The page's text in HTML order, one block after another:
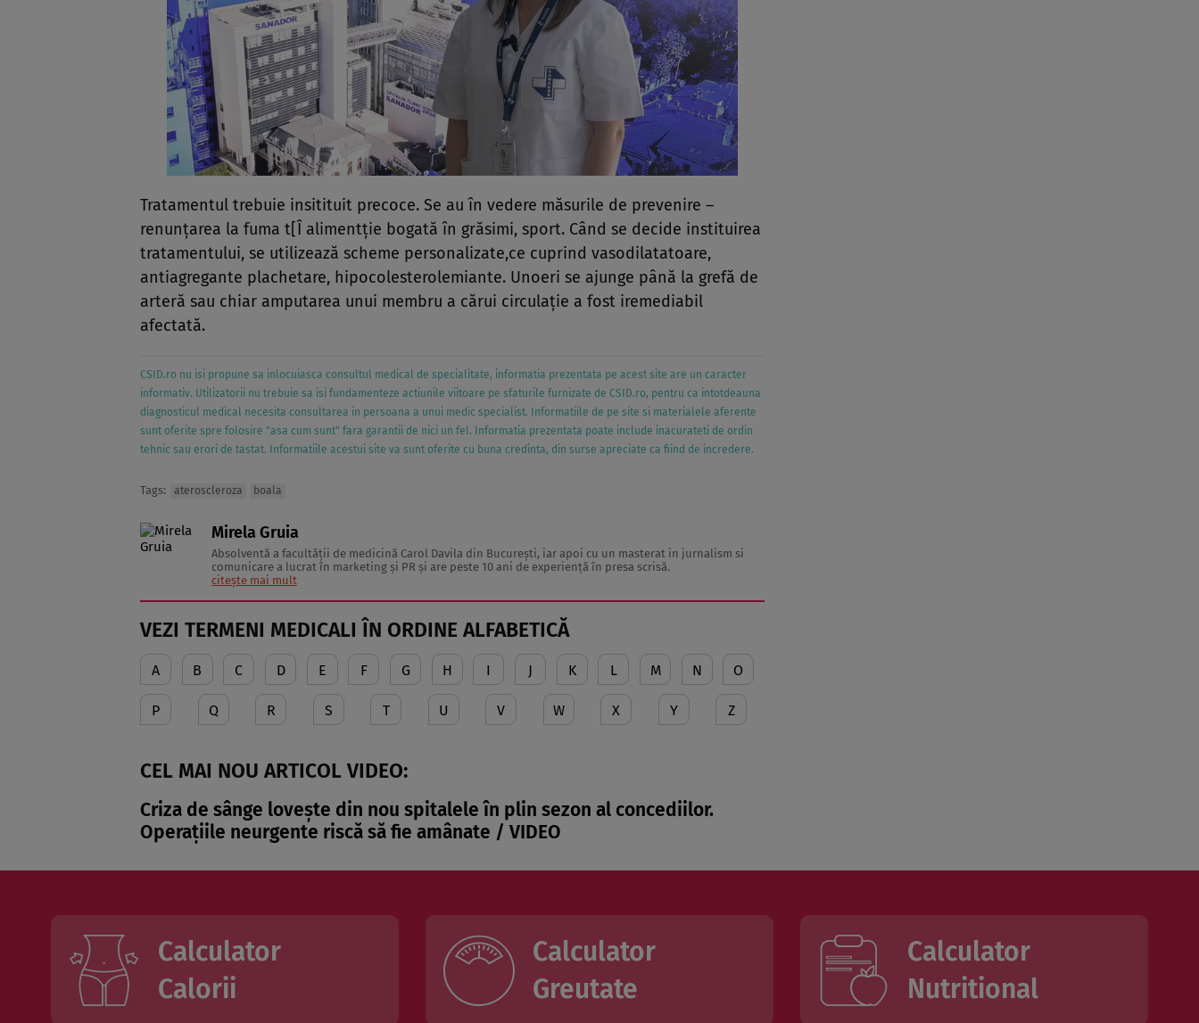
Tratamentul trebuie insitituit precoce. Se au în vedere măsurile de prevenire –
renunţarea la fuma t[Î alimentţie bogată în grăsimi, sport. Când se decide instituirea
tratamentului, se utilizează scheme personalizate,ce cuprind vasodilatatoare,
antiagregante plachetare, hipocolesterolemiante. Unoeri se ajunge până la grefă de
arteră sau chiar amputarea unui membru a cărui circulaţie a fost iremediabil
afectată.
CSID.ro nu isi propune sa inlocuiasca consultul medical de specialitate, informatia prezentata pe acest site are un caracter
informativ. Utilizatorii nu trebuie sa isi fundamenteze actiunile viitoare pe sfaturile furnizate de CSID.ro, pentru ca intotdeauna
diagnosticul medical necesita consultarea in persoana a unui medic specialist. Informatiile de pe site si materialele aferente
sunt oferite spre folosire "asa cum sunt" fara garantii de nici un fel. Informatia prezentata poate include inacurateti de ordin
tehnic sau erori de tastat. Informatiile acestui site va sunt oferite cu buna credinta, din surse apreciate ca fiind de incredere.
Tags: ateroscleroza boala
Mirela Gruia
Absolventă a facultăţii de medicină Carol Davila din Bucureşti, iar apoi cu un masterat in jurnalism si
comunicare a lucrat în marketing şi PR şi are peste 10 ani de experienţă în presa scrisă.
citește mai mult
VEZI TERMENI MEDICALI ÎN ORDINE ALFABETICĂ
A B C D E F G H I J K L M N O
P Q R S T U V W X Y Z
CEL MAI NOU ARTICOL VIDEO:
Criza de sânge lovește din nou spitalele în plin sezon al concediilor.
Operațiile neurgente riscă să fie amânate / VIDEO
Calculator
Calorii
Calculator
Greutate
Calculator
Nutritional